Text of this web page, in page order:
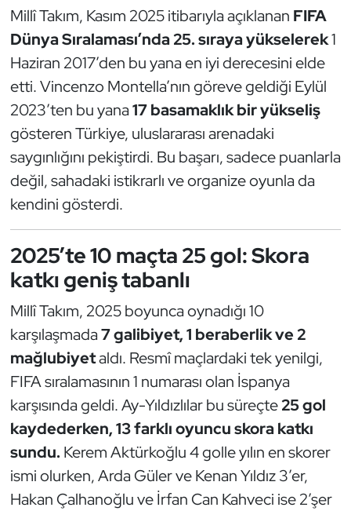
Millî Takım, Kasım 2025 itibarıyla açıklanan FIFA
Dünya Sıralaması’nda 25. sıraya yükselerek1
Haziran 2017’den bu yana en iyi derecesini elde
etti. Vincenzo Montella’nın göreve geldiği Eylül
2023’ten bu yana17 basamaklık bir yükseliş
gösteren Türkiye, uluslararası arenadaki
saygınlığını pekiştirdi. Bu başarı, sadece puanlarla
değil, sahadaki istikrarlı ve organize oyunla da
kendini gösterdi.
2025’te 10 maçta 25 gol: Skora
katkı geniş tabanlı
Millî Takım, 2025 boyunca oynadığı 10
karşılaşmada7 galibiyet, 1 beraberlik ve 2
mağlubiyetaldı. Resmî maçlardaki tek yenilgi,
FIFA sıralamasının 1 numarası olan İspanya
karşısında geldi. Ay-Yıldızlılar bu süreçte25 gol
kaydederken, 13 farklı oyuncu skora katkı
sundu. Kerem Aktürkoğlu 4 golle yılın en skorer
ismi olurken, Arda Güler ve Kenan Yıldız 3’er,
Hakan Çalhanoğlu ve İrfan Can Kahveci ise 2’şer
Su Topu
Sualtı Sporları
Tekvando
Tenis
Triatlon
Voleybol
Vücut Geliştirme Fitness
Wushu Kungfu
Yelken
Yüzme